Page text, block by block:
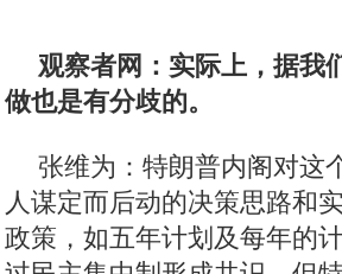
决策而导致钢铝价格上涨，
多。特朗普征税本质上是为
铁杆支持者。
“以选票为中心”的经济和
他人。这本身也暴露了美国
民主可言？西方竞选制度的